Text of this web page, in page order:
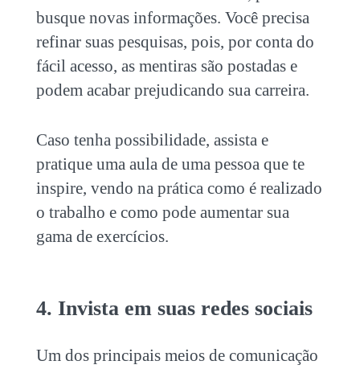
busque novas informações. Você precisa
refinar suas pesquisas, pois, por conta do
fácil acesso, as mentiras são postadas e
podem acabar prejudicando sua carreira.
Caso tenha possibilidade, assista e
pratique uma aula de uma pessoa que te
inspire, vendo na prática como é realizado
o trabalho e como pode aumentar sua
gama de exercícios.
4. Invista em suas redes sociais
Um dos principais meios de comunicação